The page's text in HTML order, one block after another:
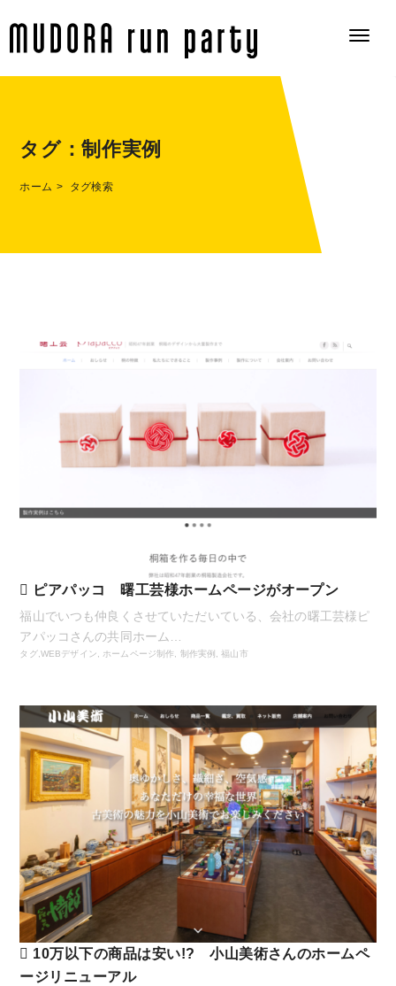
タグ：制作実例
ホーム タグ検索
ピアパッコ 曙工芸様ホームページがオープン
福山でいつも仲良くさせていただいている、会社の曙工芸様ピ
アパッコさんの共同ホーム…
タグ, WEBデザイン ホームページ制作 制作実例 ,福山市
10万以下の商品は安い!? 小山美術さんのホームペ
ージリニューアル